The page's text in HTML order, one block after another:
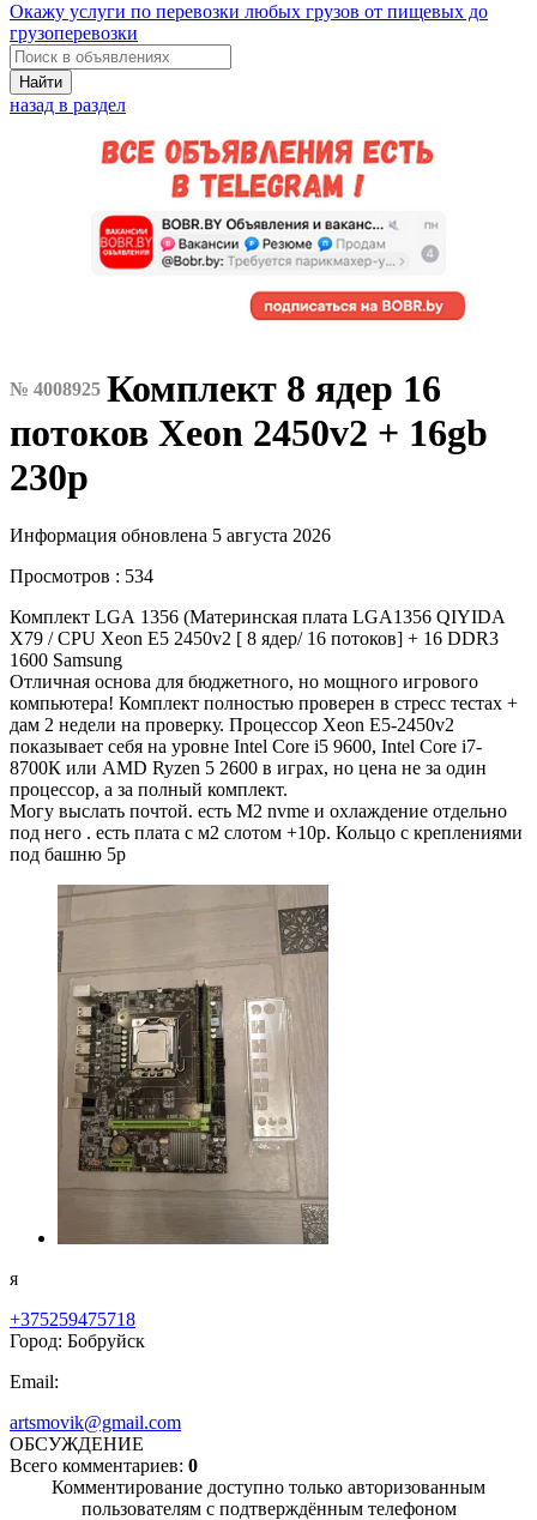
Окажу услуги по перевозки любых грузов от пищевых до
грузоперевозки
Найти
назад в раздел
№ 4008925 Комплект 8 ядер 16
потоков Xeon 2450v2 + 16gb
230р
Информация обновлена 5 августа 2026
Просмотров : 534
Комплект LGА 1356 (Матepинская плата LGA1356 QIYIDА
X79 / СРU Хeоn E5 2450v2 [ 8 ядер/ 16 потоков] + 16 DDR3
1600 Samsung
Отличная основa для бюджетного, но мощного игрового
компьютера! Комплект полностью проверен в стресс тестах +
дам 2 недели на проверку. Процессор Хеоn Е5-2450v2
показывает себя на уровне Intеl Соrе i5 9600, Intеl Соrе i7-
8700К или АМD Ryzеn 5 2600 в играх, но ценa не за один
процессор, а за полный комплект.
Могу выслать почтой. есть M2 nvme и охлаждение отдельно
под него . есть плата с м2 слотом +10р. Кольцо с креплениями
под башню 5р
я
+375259475718
Город: Бобруйск
Email:
artsmovik@gmail.com
ОБСУЖДЕНИЕ
Всего комментариев: 0
Комментирование доступно только авторизованным
пользователям с подтверждённым телефоном